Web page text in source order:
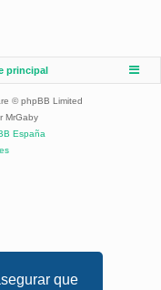
que
principal
© phpBB Limited
MrGaby
España